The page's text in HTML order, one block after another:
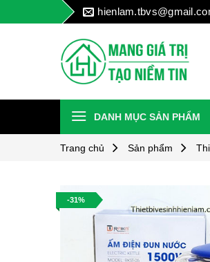
to
DANH MỤC SẢN PHẨM
Trang chủ Sản phẩm
-31%